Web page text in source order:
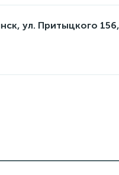
ул. Притыцкого